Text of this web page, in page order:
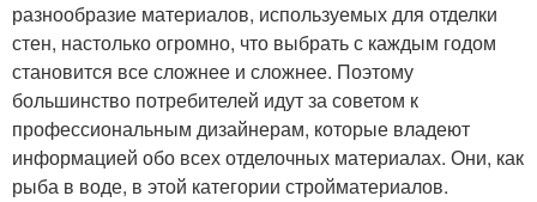
разнообразие материалов, используемых для отделки
стен, настолько огромно, что выбрать с каждым годом
становится все сложнее и сложнее. Поэтому
большинство потребителей идут за советом к
профессиональным дизайнерам, которые владеют
информацией обо всех отделочных материалах. Они, как
рыба в воде, в этой категории стройматериалов.